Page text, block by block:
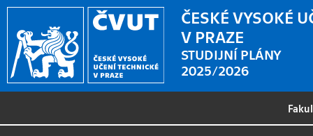
ČESKÉ VYSOKÉ
V PRAZE
STUDIJNÍ PLÁNY
2025/2026